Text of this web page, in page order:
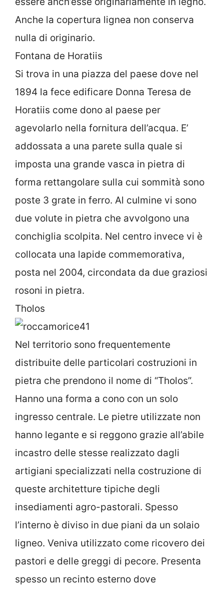
Anche la copertura lignea non conserva
nulla di originario.
Fontana de Horatiis
Si trova in una piazza del paese dove nel
1894 la fece edificare Donna Teresa de
Horatiis come dono al paese per
agevolarlo nella fornitura dell’acqua. E’
addossata a una parete sulla quale si
imposta una grande vasca in pietra di
forma rettangolare sulla cui sommità sono
poste 3 grate in ferro. Al culmine vi sono
due volute in pietra che avvolgono una
conchiglia scolpita. Nel centro invece vi è
collocata una lapide commemorativa,
posta nel 2004, circondata da due graziosi
rosoni in pietra.
Tholos
Nel territorio sono frequentemente
distribuite delle particolari costruzioni in
pietra che prendono il nome di “Tholos”.
Hanno una forma a cono con un solo
ingresso centrale. Le pietre utilizzate non
hanno legante e si reggono grazie all’abile
incastro delle stesse realizzato dagli
artigiani specializzati nella costruzione di
queste architetture tipiche degli
insediamenti agro-pastorali. Spesso
l’interno è diviso in due piani da un solaio
ligneo. Veniva utilizzato come ricovero dei
pastori e delle greggi di pecore. Presenta
spesso un recinto esterno dove